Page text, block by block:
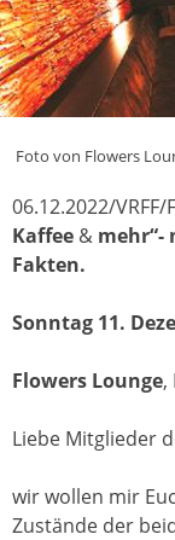
Foto von Flowers
06.12.2022/VRFF/
Kaffee & mehr“-
Fakten.
Sonntag 11.
Flowers Lounge,
Liebe Mitglieder
wir wollen mir
Zustände der